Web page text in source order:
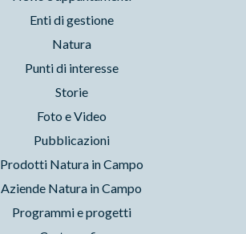
Enti di gestione
Natura
Punti di interesse
Storie
Foto e Video
Pubblicazioni
Prodotti Natura in Campo
Aziende Natura in Campo
Programmi e progetti